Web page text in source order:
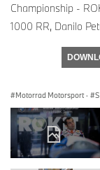
Championship -
1000 RR, Danilo
Motorrad Motorsport ·